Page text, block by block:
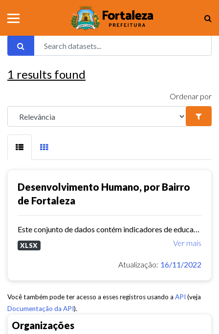
Organizações
1 results found
Ordenar por
Desenvolvimento Humano, por Bairro
de Fortaleza
Ver mais
XLSX
Atualização: 16/11/2022
Você também pode ter acesso a esses registros usando a API (veja
Documentação da API).